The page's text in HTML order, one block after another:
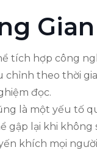
tích hợp công
chỉnh theo thời
đọc.
là một yếu tố
gập lại khi
khích mọi